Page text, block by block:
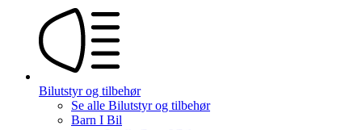
Bilutstyr og tilbehør
Se alle Bilutstyr og tilbehør
Barn I Bil